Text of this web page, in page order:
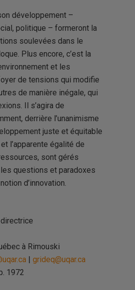
développement –
politique – formeront la
soulevées dans le
Plus encore, c’est la
et les
de tensions qui modifie
de manière inégale, qui
Il s’agira de
derrière l’unanimisme
juste et équitable
l’apparente égalité de
sont gérés
questions et paradoxes
d’innovation.
à Rimouski
grideq@uqar.ca
1972